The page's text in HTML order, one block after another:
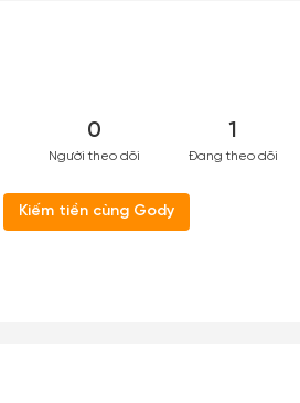
0
Người theo dõi
1
Đang theo dõi
Kiếm tiền cùng Gody